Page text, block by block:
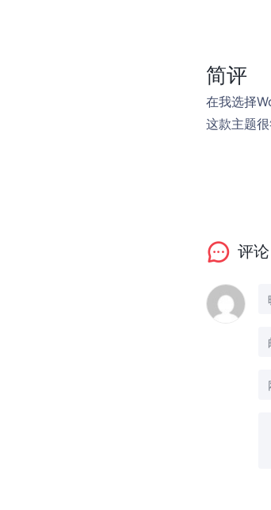
简评
在我选择
这款主题很
评论